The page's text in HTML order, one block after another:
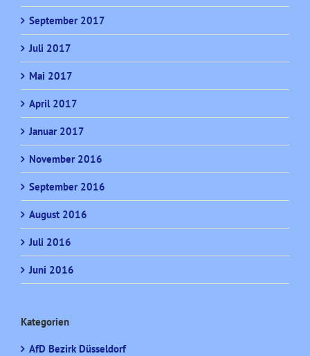
September 2017
Juli 2017
Mai 2017
April 2017
Januar 2017
November 2016
September 2016
August 2016
Juli 2016
Juni 2016
Kategorien
AfD Bezirk Düsseldorf